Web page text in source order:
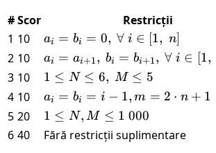
000
000\
000
\leq
M
b_i
\leq
M
#Scor
Restricții
1 10
a_i =
b_i =
0,\
\forall
\ i \in
[1,\ n]
ai = bi = 0, ∀ i ∈ [1, n]
2 10
a_i =
a_{i+1},\
b_i =
b_{i+1},\
\forall \ i
\in [1,\ n-
ai = ai+1, bi = bi+1, ∀ i ∈ [1,
3 10
1
\leq
N\leq
6,\ M
\leq
1 ≤ N ≤ 6, M ≤ 5
4 10
a_i =
b_i =
i - 1,
m =
ai = bi = i − 1, m = 2 ⋅ n + 1
5 20
1
\leq
1 ≤ N, M ≤ 1 000
6 40 Fără restricții suplimentare